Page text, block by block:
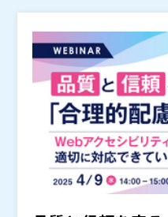
抑えることで顧客体験を
t などの不正トラフィッ
を組み合わせることで、
を両立します。こうした
品と比較してコストメリ
ーションを取り上げ、実
紹介します。
株式会社 トリトンシステ
株式会社オープンソース
マジセミ株式会社（）
※共催、協賛、協力、講
れる可能性があります。